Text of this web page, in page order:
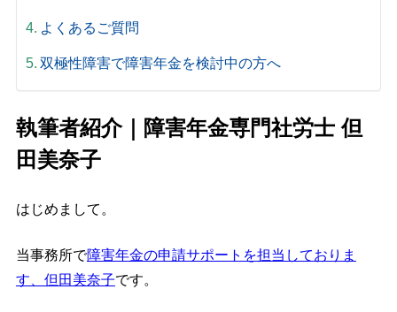
よくあるご質問
双極性障害で障害年金を検討中の方へ
執筆者紹介｜障害年金専門社労士 但
田美奈子
はじめまして。
当事務所で障害年金の申請サポートを担当しておりま
す、但田美奈子です。